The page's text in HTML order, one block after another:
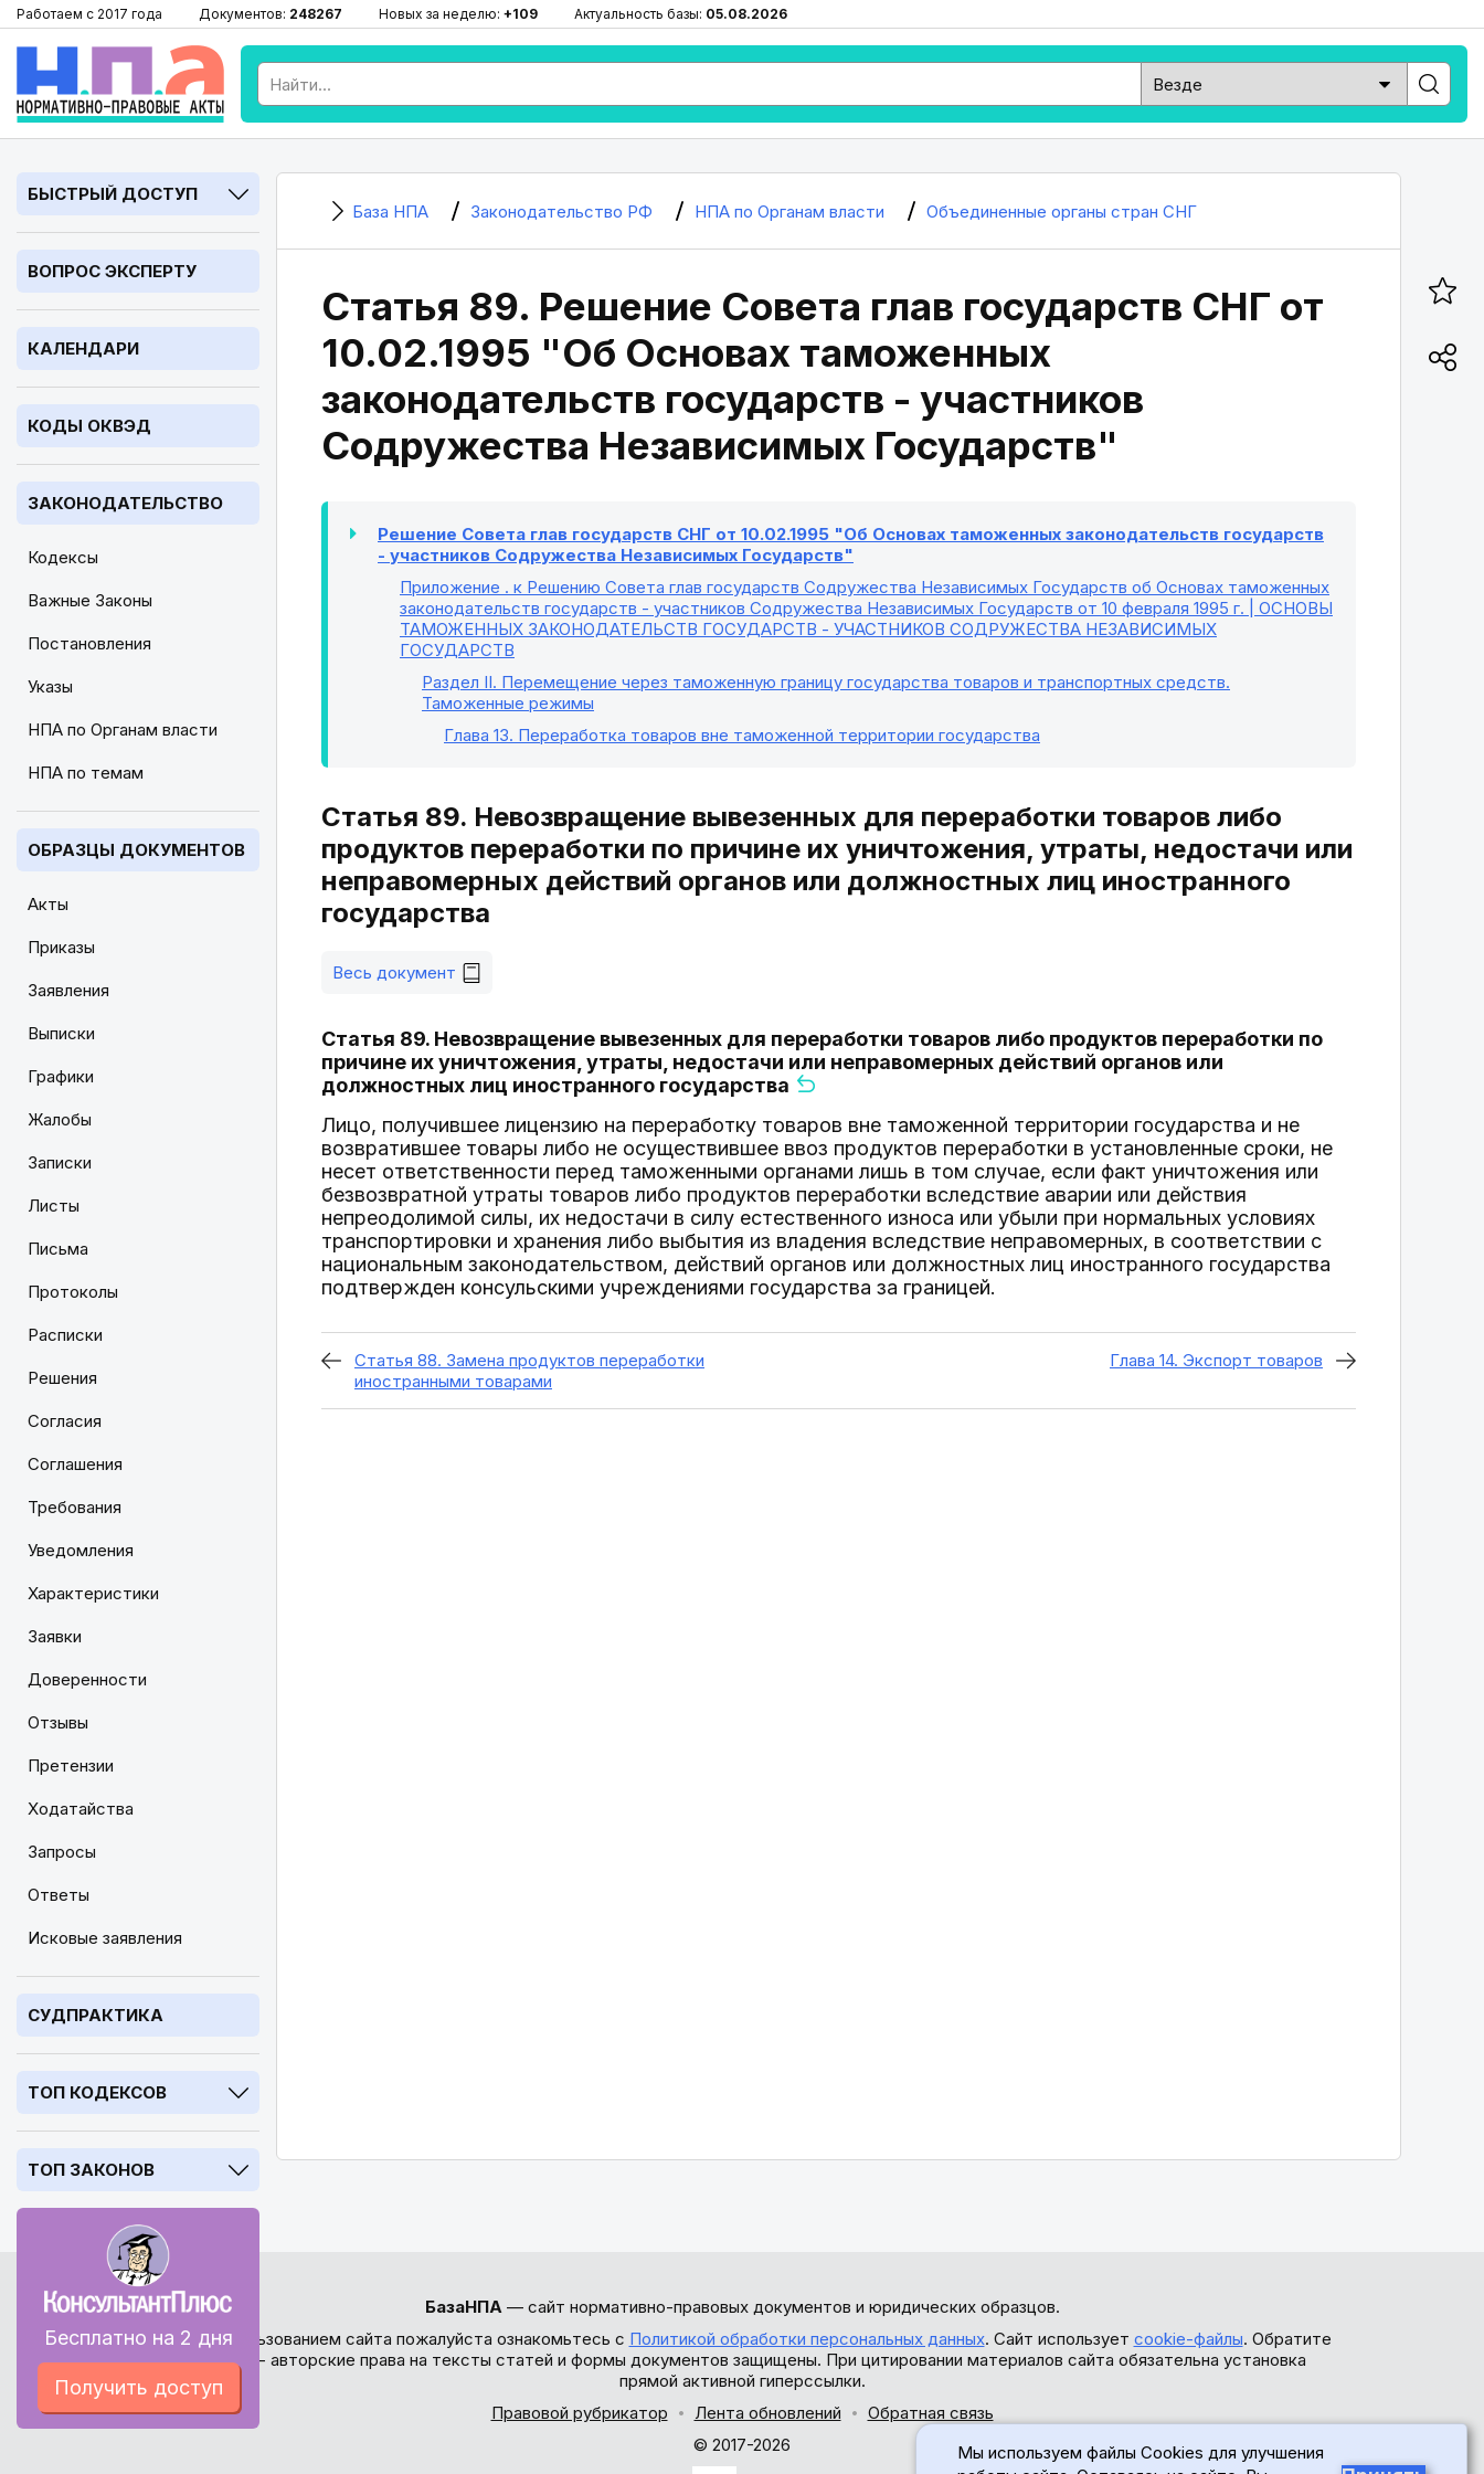
Работаем с 2017 года Документов: 248267 Новых за неделю: +109 Актуальность базы: 05.08.2026
БЫСТРЫЙ ДОСТУП
ВОПРОС ЭКСПЕРТУ
КАЛЕНДАРИ
КОДЫ ОКВЭД
ЗАКОНОДАТЕЛЬСТВО
Кодексы
Важные Законы
Постановления
Указы
НПА по Органам власти
НПА по темам
ОБРАЗЦЫ ДОКУМЕНТОВ
Акты
Приказы
Заявления
Выписки
Графики
Жалобы
Записки
Листы
Письма
Протоколы
Расписки
Решения
Согласия
Соглашения
Требования
Уведомления
Характеристики
Заявки
Доверенности
Отзывы
Претензии
Ходатайства
Запросы
Ответы
Исковые заявления
СУДПРАКТИКА
ТОП КОДЕКСОВ
ТОП ЗАКОНОВ
Бесплатно на 2 дня
Получить доступ
База НПА Законодательство РФ НПА по Органам власти Объединенные органы стран СНГ
Статья 89. Решение Совета глав государств СНГ от
10.02.1995 "Об Основах таможенных
законодательств государств - участников
Содружества Независимых Государств"
Решение Совета глав государств СНГ от 10.02.1995 "Об Основах таможенных законодательств государств
- участников Содружества Независимых Государств"
Приложение . к Решению Совета глав государств Содружества Независимых Государств об Основах таможенных
законодательств государств - участников Содружества Независимых Государств от 10 февраля 1995 г. | ОСНОВЫ
ТАМОЖЕННЫХ ЗАКОНОДАТЕЛЬСТВ ГОСУДАРСТВ - УЧАСТНИКОВ СОДРУЖЕСТВА НЕЗАВИСИМЫХ
ГОСУДАРСТВ
Раздел II. Перемещение через таможенную границу государства товаров и транспортных средств.
Таможенные режимы
Глава 13. Переработка товаров вне таможенной территории государства
Статья 89. Невозвращение вывезенных для переработки товаров либо
продуктов переработки по причине их уничтожения, утраты, недостачи или
неправомерных действий органов или должностных лиц иностранного
государства
Весь документ
Статья 89. Невозвращение вывезенных для переработки товаров либо продуктов переработки по
причине их уничтожения, утраты, недостачи или неправомерных действий органов или
должностных лиц иностранного государства
Лицо, получившее лицензию на переработку товаров вне таможенной территории государства и не
возвратившее товары либо не осуществившее ввоз продуктов переработки в установленные сроки, не
несет ответственности перед таможенными органами лишь в том случае, если факт уничтожения или
безвозвратной утраты товаров либо продуктов переработки вследствие аварии или действия
непреодолимой силы, их недостачи в силу естественного износа или убыли при нормальных условиях
транспортировки и хранения либо выбытия из владения вследствие неправомерных, в соответствии с
национальным законодательством, действий органов или должностных лиц иностранного государства
подтвержден консульскими учреждениями государства за границей.
Статья 88. Замена продуктов переработки
иностранными товарами
Глава 14. Экспорт товаров
БазаНПА— сайт нормативно-правовых документов и юридических образцов.
Перед использованием сайта пожалуйста ознакомьтесь с Политикой обработки персональных данных. Сайт использует cookie-файлы. Обратите
внимание - авторские права на тексты статей и формы документов защищены. При цитировании материалов сайта обязательна установка
прямой активной гиперссылки.
Правовой рубрикатор
Лента обновлений
Обратная связь
© 2017-2026
Мы используем файлы Cookies для улучшения